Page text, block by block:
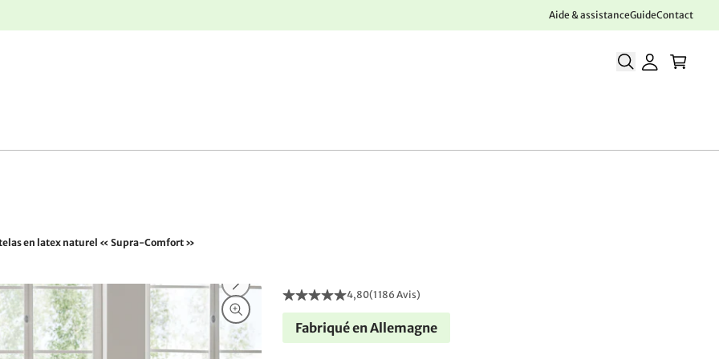
Aide & assistanceGuideContact
en latex naturel « Supra-Comfort »
4,80(1 186 Avis)
Fabriqué en Allemagne